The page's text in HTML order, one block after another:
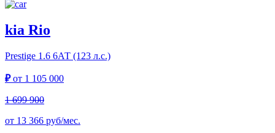
kia Rio
Prestige 1.6 6АТ (123 л.с.)
₽от 1 105 000
1 699 900
от 13 366 руб/мес.